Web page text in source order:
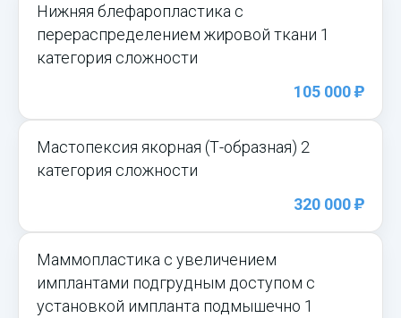
Нижняя блефаропластика с
перераспределением жировой ткани 1
категория сложности
105 000)
Мастопексия якорная (Т-образная) 2
категория сложности
320 000)
Маммопластика с увеличением
имплантами подгрудным доступом с
установкой импланта подмышечно 1